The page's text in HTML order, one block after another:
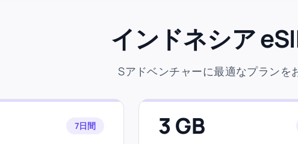
インドネシア
Sアドベンチャーに最適なプランを
7日間 3 GB